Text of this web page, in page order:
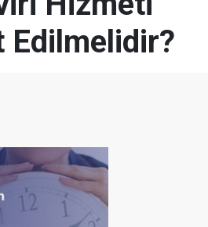
Edilmelidir?